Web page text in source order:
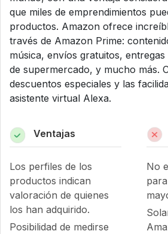
que miles de emprendimientos
productos. Amazon ofrece
través de Amazon Prime:
música, envíos gratuitos,
de supermercado, y mucho más.
descuentos especiales y las
asistente virtual Alexa.
Ventajas
Los perfiles de los
productos indican
valoración de quienes
los han adquirido.
Posibilidad de medirse
No